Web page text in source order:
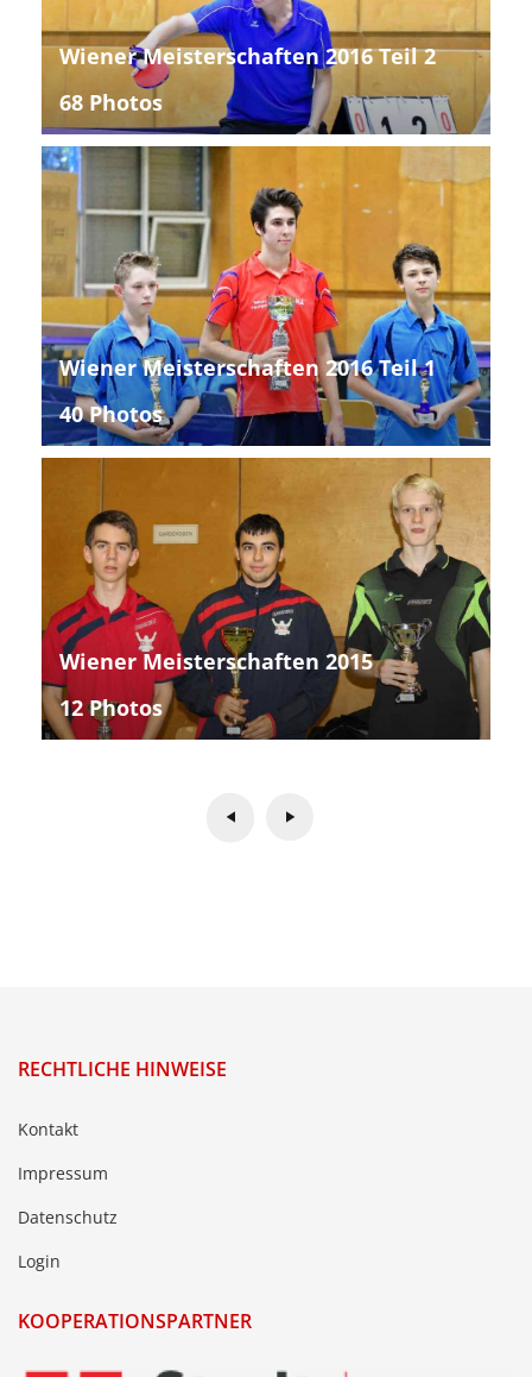
Wiener Meisterschaften 2016 Teil 2
68 Photos
Wiener Meisterschaften 2016 Teil 1
40 Photos
Wiener Meisterschaften 2015
12 Photos
RECHTLICHE HINWEISE
Kontakt
Impressum
Datenschutz
Login
KOOPERATIONSPARTNER